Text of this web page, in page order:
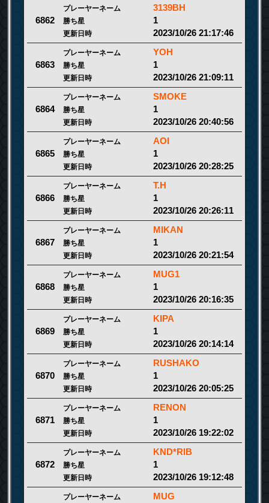
6862
プレーヤーネーム 3139BH
勝ち星 1
更新日時 2023/10/26 21:17:46
6863
プレーヤーネーム YOH
勝ち星 1
更新日時 2023/10/26 21:09:11
6864
プレーヤーネーム SMOKE
勝ち星 1
更新日時 2023/10/26 20:40:56
6865
プレーヤーネーム AOI
勝ち星 1
更新日時 2023/10/26 20:28:25
6866
プレーヤーネーム T.H
勝ち星 1
更新日時 2023/10/26 20:26:11
6867
プレーヤーネーム MIKAN
勝ち星 1
更新日時 2023/10/26 20:21:54
6868
プレーヤーネーム MUG1
勝ち星 1
更新日時 2023/10/26 20:16:35
6869
プレーヤーネーム KIPA
勝ち星 1
更新日時 2023/10/26 20:14:14
6870
プレーヤーネーム RUSHAKO
勝ち星 1
更新日時 2023/10/26 20:05:25
6871
プレーヤーネーム RENON
勝ち星 1
更新日時 2023/10/26 19:22:02
6872
プレーヤーネーム KND*RIB
勝ち星 1
更新日時 2023/10/26 19:12:48
プレーヤーネーム MUG